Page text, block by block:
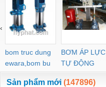
bom truc dung
ewara,bom bu
ewara
BƠM ÁP LỰC
TỰ ĐỘNG
‹
Sản phẩm mới (147896)